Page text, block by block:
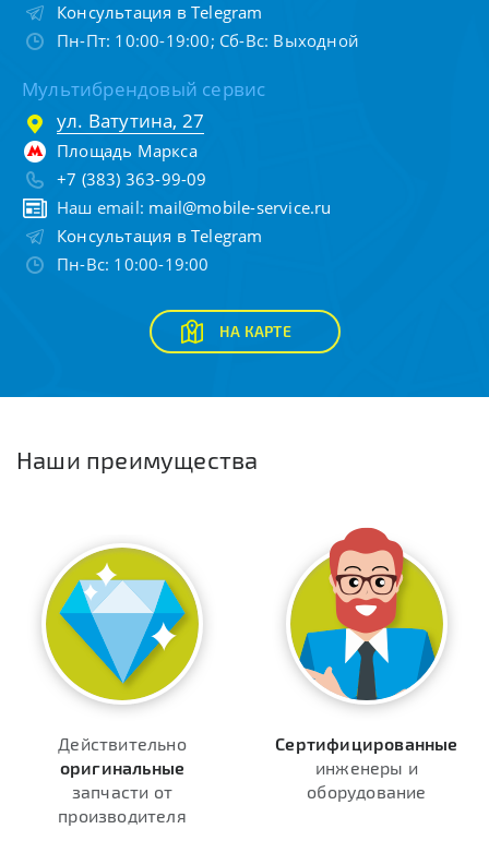
Консультация в Telegram
Пн-Пт: 10:00-19:00; Сб-Вс: Выходной
Мультибрендовый сервис
ул. Ватутина, 27
Площадь Маркса
+7 (383) 363-99-09
Наш email: mail@mobile-service.ru
Консультация в Telegram
Пн-Вс: 10:00-19:00
НА КАРТЕ
Наши преимущества
Действительно
оригинальные
запчасти от
производителя
Сертифицированные
инженеры и
оборудование